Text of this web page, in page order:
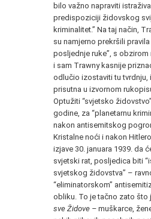
bilo važno napraviti
predispoziciji židovskog
kriminalitet.” Na taj način,
su namjerno prekršili pravila
posljednje ruke”, s obzirom
i sam Trawny kasnije
odlučio izostaviti tu tvrdnju,
prisutna u izvornom
Optužiti “svjetsko
godine, za “planetarnu
nakon antisemitskog
Kristalne noći i nakon
izjave 30. januara 1939. da
svjetski rat, posljedica biti
svjetskog židovstva” –
“eliminatorskom”
obliku. To je tačno zato što
sve Židove – muškarce,